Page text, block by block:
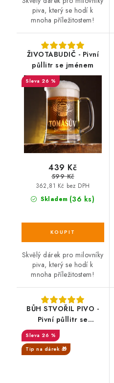
piva, který se hodí k
mnoha příležitostem!
ŽIVOTABUDIČ - Pivní
půllitr se jménem
26 %
Skladem (36 ks)
362,81 Kč bez DPH
439 Kč
599 Kč
Skvělý dárek pro milovníky
piva, který se hodí k
mnoha příležitostem!
BŮH STVOŘIL PIVO -
Pivní půllitr se
jménem
26 %
Tip na dárek 🎁